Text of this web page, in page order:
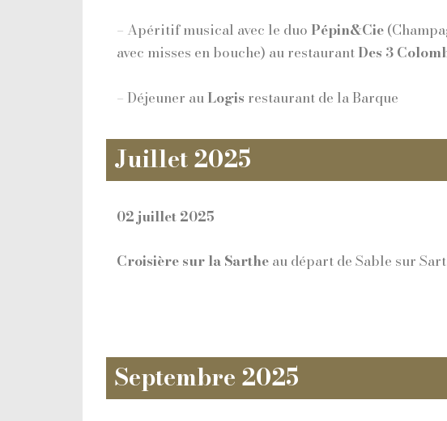
– Apéritif musical avec le duoPépin&Cie
avec misses en bouche) au restaurantDes 3
– Déjeuner auLogis restaurant de la Barque
Juillet 2025
02 juillet 2025
Croisière sur la Sartheau départ de Sable sur
Septembre 2025